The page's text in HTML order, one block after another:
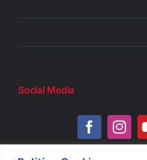
Social Media